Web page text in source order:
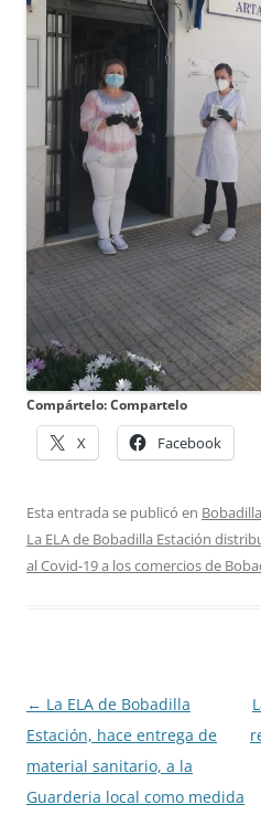
Compártelo: Compartelo
X Facebook
Esta entrada se publicó en
La ELA de Bobadilla Estación
al Covid-19 a los comercios de
Navegación
de
entradas
← La ELA de Bobadilla
Estación, hace entrega de
material sanitario, a la
Guarderia local como medida